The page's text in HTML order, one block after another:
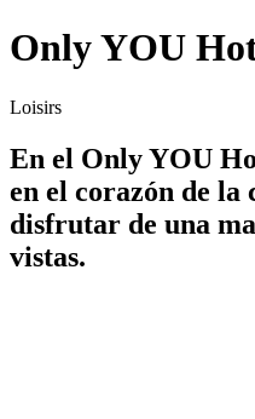
Only YOU
Loisirs
En el Only YOU
en el corazón de la
disfrutar de una
vistas.